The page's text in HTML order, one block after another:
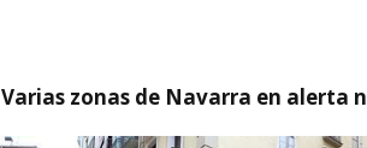
Varias zonas de Navarra en alerta